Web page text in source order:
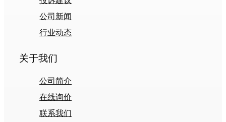
公司新闻
行业动态
关于我们
公司简介
在线询价
联系我们